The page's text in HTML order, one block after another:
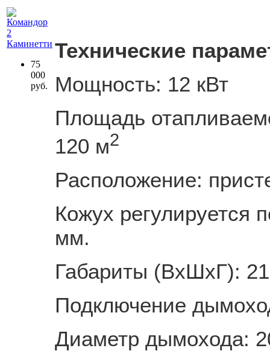
75
000
руб.
Технические
Мощность: 12 кВт
Площадь
120 м2
Расположение:
Кожух регулируется
мм.
Габариты (ВхШхГ):
Подключение
Диаметр дымохода: